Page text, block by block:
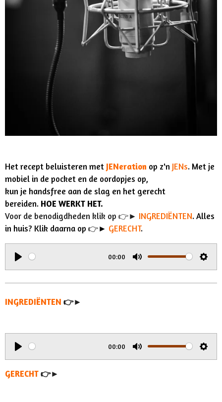
Het recept beluisteren met JENeration op z'n JENs. Met je
mobiel in de pocket en de oordopjes op,
kun je handsfree aan de slag en het gerecht
bereiden. HOE WERKT HET.
Voor de benodigdheden klik op 👉► INGREDIËNTEN. Alles
in huis? Klik daarna op 👉► GERECHT.
P
l
00:00
M
u
S
e
g
INGREDIËNTEN 👉►
P
l
00:00
M
S
GERECHT 👉►